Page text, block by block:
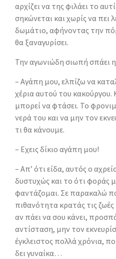
αρχίζει να της φιλάει το
σηκώνεται και χωρίς να πει
δωμάτιο, αφήνοντας την
θα ξαναγυρίσει.
Την αγωνιώδη σιωπή σπάει
– Αγάπη μου, ελπίζω να
χέρια αυτού του κακούργου.
μπορεί να φτάσει. Το
νερά του και να μην τον
τι θα κάνουμε.
– Εχεις δίκιο αγάπη μου!
– Απ’ ότι είδα, αυτός ο
δυστυχώς και το ότι φοράς
φαντάζομαι. Σε παρακαλώ
πιθανότητα κρατάς τις
αν πάει να σου κάνει,
αντίσταση, μην τον
έγκλειστος πολλά χρόνια,
δει γυναίκα…